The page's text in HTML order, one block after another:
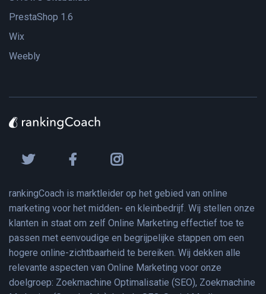
PrestaShop 1.6
Wix
Weebly
rankingCoach is marktleider op het gebied van online
marketing voor het midden- en kleinbedrijf. Wij stellen onze
klanten in staat om zelf Online Marketing effectief toe te
passen met eenvoudige en begrijpelijke stappen om een
hogere online-zichtbaarheid te bereiken. Wij dekken alle
relevante aspecten van Online Marketing voor onze
doelgroep: Zoekmachine Optimalisatie (SEO), Zoekmachine